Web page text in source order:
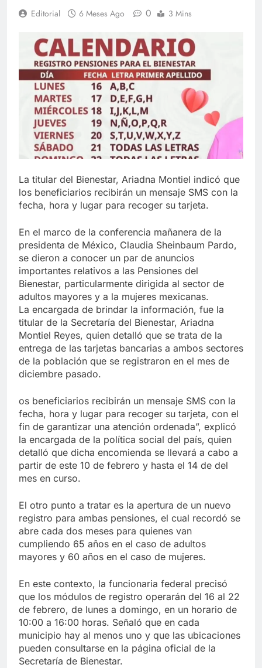
Editorial 6 Meses Ago 0 3 Mins
La titular del Bienestar, Ariadna Montiel indicó que
los beneficiarios recibirán un mensaje SMS con la
fecha, hora y lugar para recoger su tarjeta.
En el marco de la conferencia mañanera de la
presidenta de México, Claudia Sheinbaum Pardo,
se dieron a conocer un par de anuncios
importantes relativos a las Pensiones del
Bienestar, particularmente dirigida al sector de
adultos mayores y a la mujeres mexicanas.
La encargada de brindar la información, fue la
titular de la Secretaría del Bienestar, Ariadna
Montiel Reyes, quien detalló que se trata de la
entrega de las tarjetas bancarias a ambos sectores
de la población que se registraron en el mes de
diciembre pasado.
os beneficiarios recibirán un mensaje SMS con la
fecha, hora y lugar para recoger su tarjeta, con el
fin de garantizar una atención ordenada”, explicó
la encargada de la política social del país, quien
detalló que dicha encomienda se llevará a cabo a
partir de este 10 de febrero y hasta el 14 de del
mes en curso.
El otro punto a tratar es la apertura de un nuevo
registro para ambas pensiones, el cual recordó se
abre cada dos meses para quienes van
cumpliendo 65 años en el caso de adultos
mayores y 60 años en el caso de mujeres.
En este contexto, la funcionaria federal precisó
que los módulos de registro operarán del 16 al 22
de febrero, de lunes a domingo, en un horario de
10:00 a 16:00 horas. Señaló que en cada
municipio hay al menos uno y que las ubicaciones
pueden consultarse en la página oficial de la
Secretaría de Bienestar.